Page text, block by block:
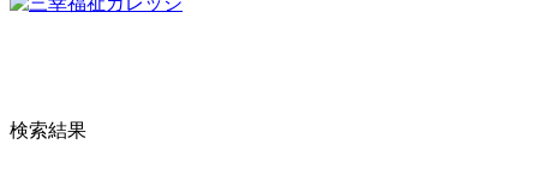
検索結果